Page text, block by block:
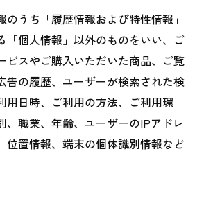
のうち「履歴情報および特性情報」
「個人情報」以外のものをいい、ご
ビスやご購入いただいた商品、ご覧
告の履歴、ユーザーが検索された検
用日時、ご利用の方法、ご利用環
、職業、年齢、ユーザーのIPアドレ
位置情報、端末の個体識別情報など